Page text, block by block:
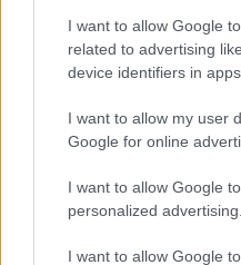
I want to allow Google
related to advertising
device identifiers in apps.
I want to allow my user
Google for online
I want to allow Google
personalized advertising.
I want to allow Google
El 11 ideal de la jornada 26
26. febrero 2024 Por Jesus Gallo|
Savinho lidera el 11 ideal de la